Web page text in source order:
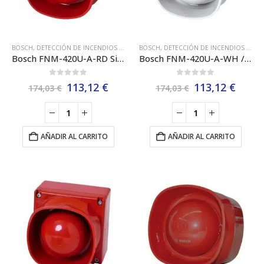
BOSCH, DETECCIÓN DE INCENDIOS ALGORÍTMICA BOSCH EN54 ,SIRENAS DE
Bosch FNM-420U-A-RD Sirena Analógica Bosch para Interior, Roja
174,03€ El
precio
original
era:
174,03 €.
113,12 €El
113,12 €.
AÑADIR AL CARRITO
BOSCH, DETECCIÓN DE INCENDIOS ALGORÍTMICA BOSCH EN54
Bosch FNM-420U-A-WH / Sirena Analógica para Interior, Sonido Ininterrumpible, Color Blanco –
174,03€ El
precio
original
era:
174,03 €.
113,12 €El
AÑADIR AL CARRITO